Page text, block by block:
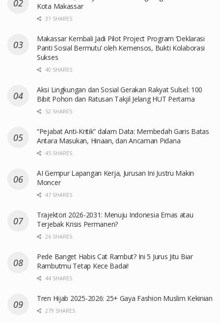
Kota Makassar
31 SHARES
Makassar Kembali Jadi Pilot Project Program ‘Deklarasi
Panti Sosial Bermutu’ oleh Kemensos, Bukti Kolaborasi
Sukses
40 SHARES
Aksi Lingkungan dan Sosial Gerakan Rakyat Sulsel: 100
Bibit Pohon dan Ratusan Takjil Jelang HUT Pertama
52 SHARES
“Pejabat Anti-Kritik” dalam Data: Membedah Garis Batas
Antara Masukan, Hinaan, dan Ancaman Pidana
45 SHARES
AI Gempur Lapangan Kerja, Jurusan Ini Justru Makin
Moncer
47 SHARES
Trajektori 2026-2031: Menuju Indonesia Emas atau
Terjebak Krisis Permanen?
26 SHARES
Pede Banget Habis Cat Rambut? Ini 5 Jurus Jitu Biar
Rambutmu Tetap Kece Badai!
44 SHARES
Tren Hijab 2025-2026: 25+ Gaya Fashion Muslim Kekinian
279 SHARES